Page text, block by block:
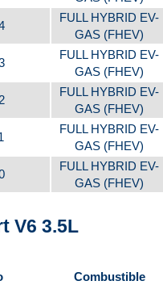
FULL HYBRID EV-
GAS (FHEV)
FULL HYBRID EV-
GAS (FHEV)
FULL HYBRID EV-
GAS (FHEV)
FULL HYBRID EV-
GAS (FHEV)
FULL HYBRID EV-
GAS (FHEV)
V6 3.5L
Combustible